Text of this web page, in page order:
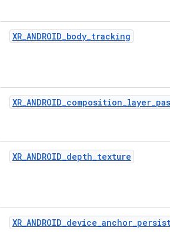
XR_ANDROID_body_tracking
XR_ANDROID_depth_texture